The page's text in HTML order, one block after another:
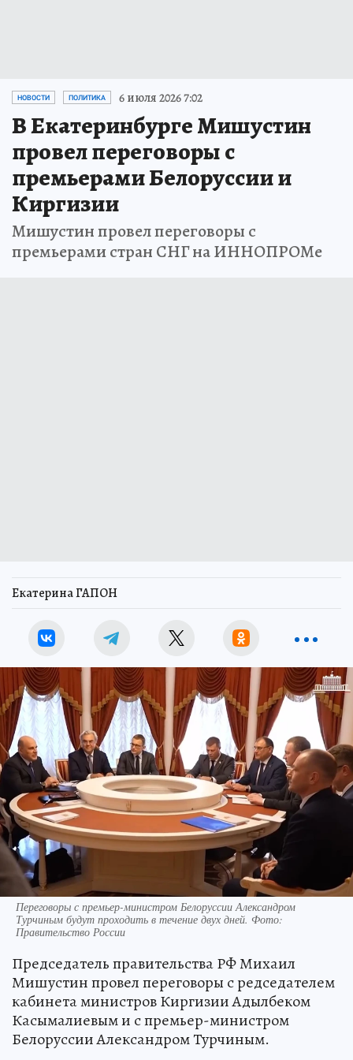
НОВОСТИ ПОЛИТИКА 6 июля 2026 7:02
В Екатеринбурге Мишустин
провел переговоры с
премьерами Белоруссии и
Киргизии
Мишустин провел переговоры с
премьерами стран СНГ на ИННОПРОМе
Екатерина ГАПОН
Переговоры с премьер-министром Белоруссии Александром
Турчиным будут проходить в течение двух дней. Фото:
Правительство России
Председатель правительства РФ Михаил
Мишустин провел переговоры с редседателем
кабинета министров Киргизии Адылбеком
Касымалиевым и с премьер-министром
Белоруссии Александром Турчиным.